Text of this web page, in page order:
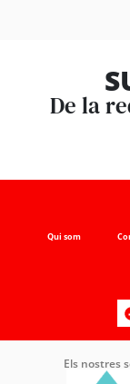
De la
Qui som
Els nostres